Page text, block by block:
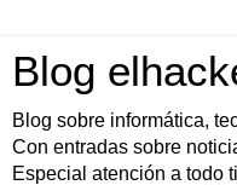
Blog
Blog sobre informática,
Con entradas sobre
Especial atención a todo